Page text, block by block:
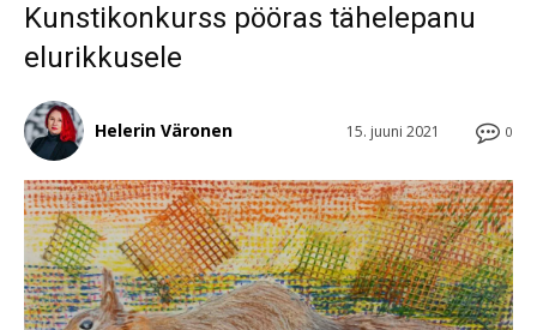
Kunstikonkurss pööras tähelepanu
elurikkusele
0
15. juuni 2021
Helerin Väronen